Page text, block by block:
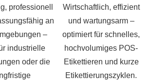
professionell
an
–
industrielle
oder die
Wirtschaftlich, effizient
und wartungsarm –
optimiert für schnelles,
hochvolumiges POS-
Etikettieren und kurze
Etikettierungszyklen.